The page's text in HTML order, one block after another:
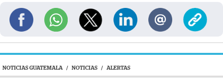
NOTICIAS GUATEMALA / NOTICIAS / ALERTAS